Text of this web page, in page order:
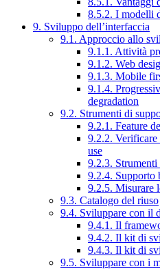
8.5.2. I modelli
9. Sviluppo dell’interfaccia
9.1. Approccio allo
9.1.1. Attività
9.1.2. Web
9.1.3. Mobile
9.1.4.
degradation
9.2. Strumenti di
9.2.1. Feature
9.2.2.
use
9.2.3. Strumenti
9.2.4. Supporto
9.2.5. Misurare
9.3. Catalogo del riuso
9.4. Sviluppare con il
9.4.1. Il
9.4.2. Il kit di
9.4.3. Il kit di
9.5. Sviluppare con i